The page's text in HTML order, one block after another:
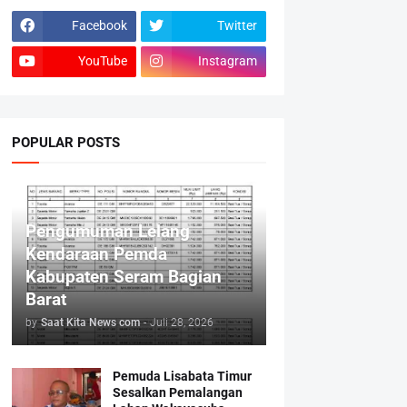
Facebook Twitter
YouTube Instagram
POPULAR POSTS
Pengumuman Lelang
Kendaraan Pemda
Kabupaten Seram Bagian
Barat
by Saat Kita News com - Juli 28, 2026
Pemuda Lisabata Timur
Sesalkan Pemalangan